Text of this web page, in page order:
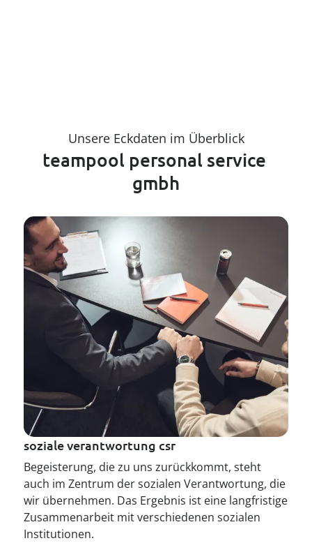
Unsere Eckdaten im Überblick
teampool personal service
gmbh
soziale verantwortung csr
Begeisterung, die zu uns zurückkommt, steht
auch im Zentrum der sozialen Verantwortung, die
wir übernehmen. Das Ergebnis ist eine langfristige
Zusammenarbeit mit verschiedenen sozialen
Institutionen.